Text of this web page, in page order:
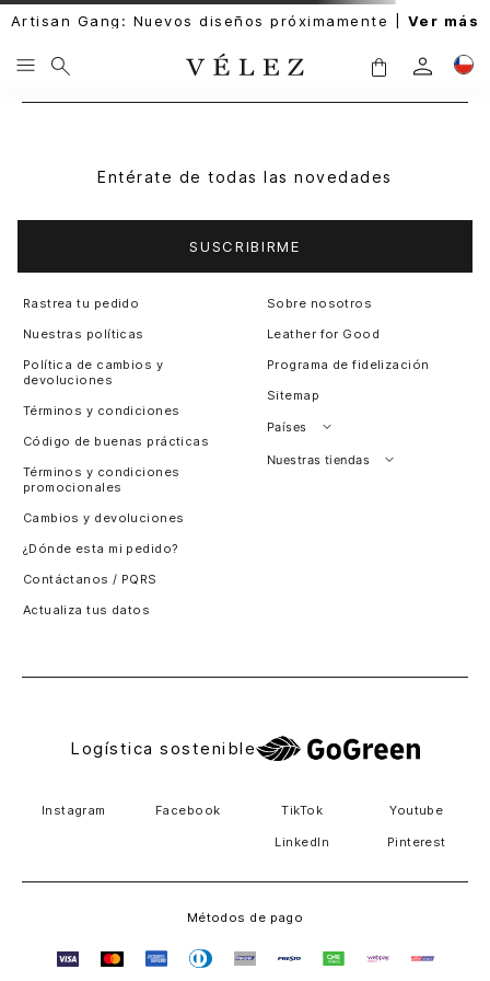
Artisan Gang: Nuevos diseños próximamente | Ver más
Entérate de todas las novedades
SUSCRIBIRME
Rastrea tu pedido
Nuestras políticas
Política de cambios y
devoluciones
Términos y condiciones
Código de buenas prácticas
Términos y condiciones
promocionales
Cambios y devoluciones
¿Dónde esta mi pedido?
Contáctanos / PQRS
Actualiza tus datos
Sobre nosotros
Leather for Good
Programa de fidelización
Sitemap
Países
Perú
Nuestras tiendas
Logística sostenible
Instagram Facebook TikTok Youtube
LinkedIn Pinterest
Métodos de pago